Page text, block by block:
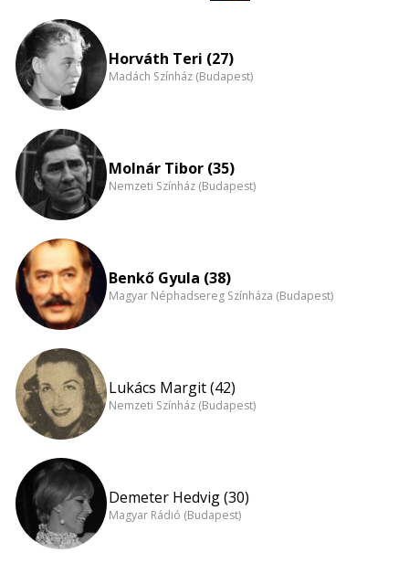
nagyítása
Horváth Teri (27)
Madách Színház (Budapest)
Molnár Tibor (35)
Nemzeti Színház (Budapest)
Benkő Gyula (38)
Magyar Néphadsereg Színháza (Budapest)
Lukács Margit (42)
Nemzeti Színház (Budapest)
Demeter Hedvig (30)
Magyar Rádió (Budapest)